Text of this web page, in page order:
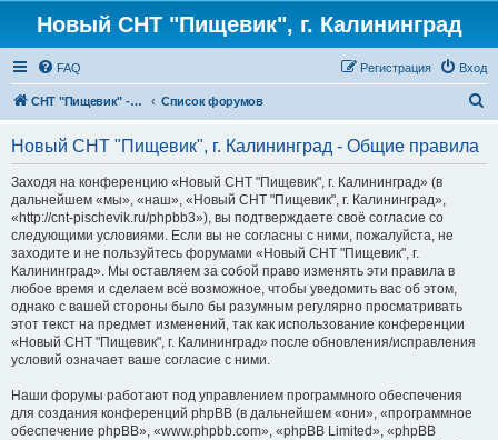
Новый СНТ "Пищевик", г. Калининград
FAQ Вход
Регистрация
СНТ "Пищевик" - возвращение на Главную страницу Список форумов
Новый СНТ "Пищевик", г. Калининград - Общие правила
Заходя на конференцию «Новый СНТ "Пищевик", г. Калининград» (в
дальнейшем «мы», «наш», «Новый СНТ "Пищевик", г. Калининград»,
«http://cnt-pischevik.ru/phpbb3»), вы подтверждаете своё согласие со
следующими условиями. Если вы не согласны с ними, пожалуйста, не
заходите и не пользуйтесь форумами «Новый СНТ "Пищевик", г.
Калининград». Мы оставляем за собой право изменять эти правила в
любое время и сделаем всё возможное, чтобы уведомить вас об этом,
однако с вашей стороны было бы разумным регулярно просматривать
этот текст на предмет изменений, так как использование конференции
«Новый СНТ "Пищевик", г. Калининград» после обновления/исправления
условий означает ваше согласие с ними.
Наши форумы работают под управлением программного обеспечения
для создания конференций phpBB (в дальнейшем «они», «программное
обеспечение phpBB», «www.phpbb.com», «phpBB Limited», «phpBB